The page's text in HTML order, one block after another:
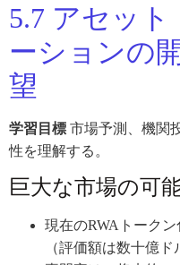
5.7 アセッ
ーションの
望
学習目標 市場予測、機関
性を理解する。
巨大な市場の可
現在のRWAトーク
（評価額は数十億